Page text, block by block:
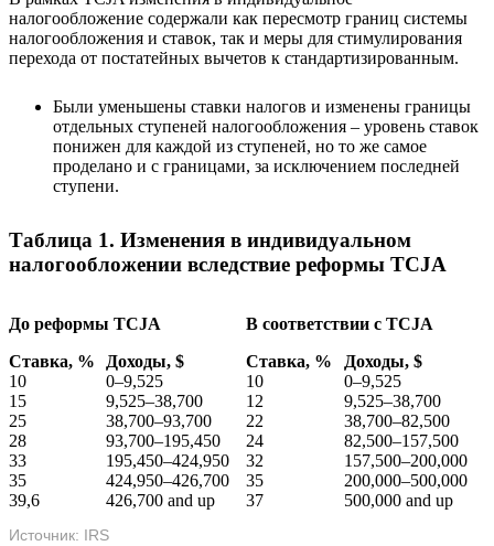
налогообложение содержали как пересмотр границ системы
налогообложения и ставок, так и меры для стимулирования
перехода от постатейных вычетов к стандартизированным.
Были уменьшены ставки налогов и изменены границы
отдельных ступеней налогообложения – уровень ставок
понижен для каждой из ступеней, но то же самое
проделано и с границами, за исключением последней
ступени.
Таблица 1. Изменения в индивидуальном
налогообложении вследствие реформы TCJA
До реформы TCJA
В соответствии с TCJA
Ставка, %
Доходы, $ Ставка, %
Доходы, $
10
0–9,525 10
0–9,525
15
9,525–38,700 12
9,525–38,700
25
38,700–93,700 22
38,700–82,500
28
93,700–195,450 24
82,500–157,500
33
195,450–424,950 32
157,500–200,000
35
424,950–426,700 35
200,000–500,000
39,6
426,700 and up 37 500,000 and up
Источник: IRS